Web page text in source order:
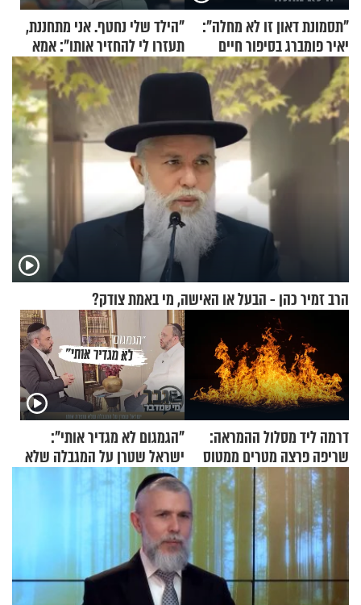
"תסמונת דאון זו לא מחלה":
יאיר פומברג בסיפור חיים
מעורר השראה
"הילד שלי נחטף. אני מתחננת,
תעזרו לי להחזיר אותו": אמא
של יובל בן ה-4 בריאיון דומע
הרב זמיר כהן - הבעל או האישה, מי באמת צודק?
דרמה ליד מסלול ההמראה:
שריפה פרצה מטרים ממטוס
מלא בנוסעים
"הגמגום לא מגדיר אותי":
ישראל שטרן על המגבלה שלא
עוצרת אותו